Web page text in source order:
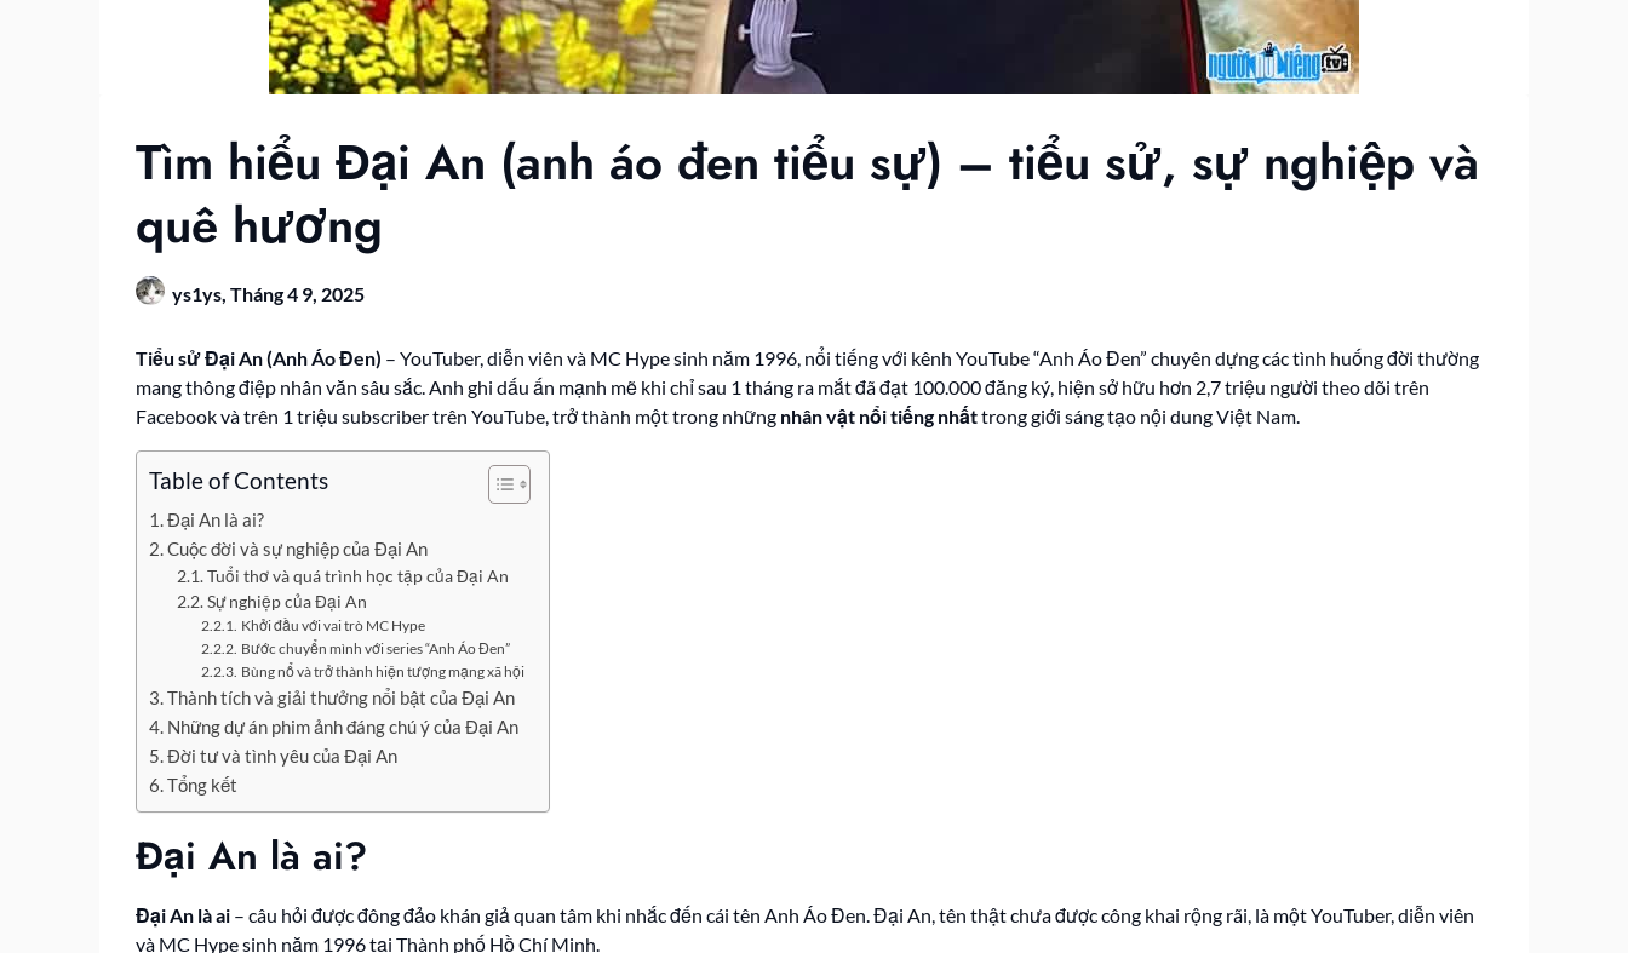
Tìm hiểu Đại An (anh áo đen tiểu sự) – tiểu sử, sự nghiệp và
quê hương
ys1ys, Tháng 4 9, 2025
Tiểu sử Đại An (Anh Áo Đen) – YouTuber, diễn viên và MC Hype sinh năm 1996, nổi tiếng với kênh YouTube “Anh Áo Đen” chuyên dựng các tình huống đời thường
mang thông điệp nhân văn sâu sắc. Anh ghi dấu ấn mạnh mẽ khi chỉ sau 1 tháng ra mắt đã đạt 100.000 đăng ký, hiện sở hữu hơn 2,7 triệu người theo dõi trên
Facebook và trên 1 triệu subscriber trên YouTube, trở thành một trong những nhân vật nổi tiếng nhấttrong giới sáng tạo nội dung Việt Nam.
Table of Contents
Đại An là ai?
Cuộc đời và sự nghiệp của Đại An
Tuổi thơ và quá trình học tập của Đại An
Sự nghiệp của Đại An
Khởi đầu với vai trò MC Hype
Bước chuyển mình với series “Anh Áo Đen”
Bùng nổ và trở thành hiện tượng mạng xã hội
Thành tích và giải thưởng nổi bật của Đại An
Những dự án phim ảnh đáng chú ý của Đại An
Đời tư và tình yêu của Đại An
Tổng kết
Đại An là ai?
Đại An là ai – câu hỏi được đông đảo khán giả quan tâm khi nhắc đến cái tên Anh Áo Đen. Đại An, tên thật chưa được công khai rộng rãi, là một YouTuber, diễn viên
và MC Hype sinh năm 1996 tại Thành phố Hồ Chí Minh.